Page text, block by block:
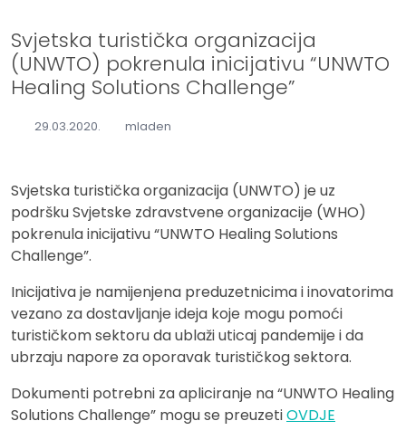
Svjetska turistička organizacija
(UNWTO) pokrenula inicijativu “UNWTO
Healing Solutions Challenge”
29.03.2020. mladen
Svjetska turistička organizacija (UNWTO) je uz
podršku Svjetske zdravstvene organizacije (WHO)
pokrenula inicijativu “UNWTO Healing Solutions
Challenge”.
Inicijativa je namijenjena preduzetnicima i inovatorima
vezano za dostavljanje ideja koje mogu pomoći
turističkom sektoru da ublaži uticaj pandemije i da
ubrzaju napore za oporavak turističkog sektora.
Dokumenti potrebni za apliciranje na “UNWTO Healing
Solutions Challenge” mogu se preuzetiOVDJE